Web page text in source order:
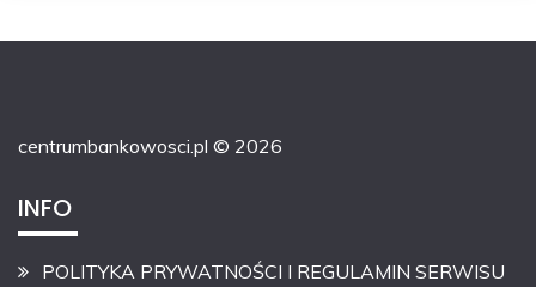
centrumbankowosci.pl © 2026
INFO
POLITYKA PRYWATNOŚCI I REGULAMIN SERWISU